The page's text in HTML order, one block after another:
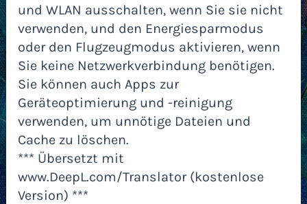
und WLAN ausschalten, wenn Sie sie nicht
verwenden, und den Energiesparmodus
oder den Flugzeugmodus aktivieren, wenn
Sie keine Netzwerkverbindung benötigen.
Sie können auch Apps zur
Geräteoptimierung und -reinigung
verwenden, um unnötige Dateien und
Cache zu löschen.
*** Übersetzt mit
www.DeepL.com/Translator (kostenlose
Version) ***